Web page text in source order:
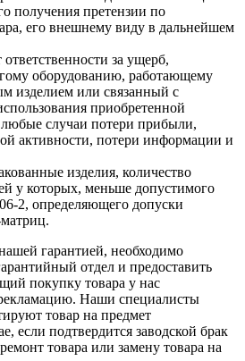
получения претензии по
его внешнему виду в дальнейшем
за ущерб,
оборудованию, работающему
изделием или связанный с
приобретенной
случаи потери прибыли,
активности, потери информации и
изделия, количество
у которых, меньше допустимого
2, определяющего допуски
гарантией, необходимо
отдел и предоставить
покупку товара у нас
Наши специалисты
товар на предмет
если подтвердится заводской брак
товара или замену товара на